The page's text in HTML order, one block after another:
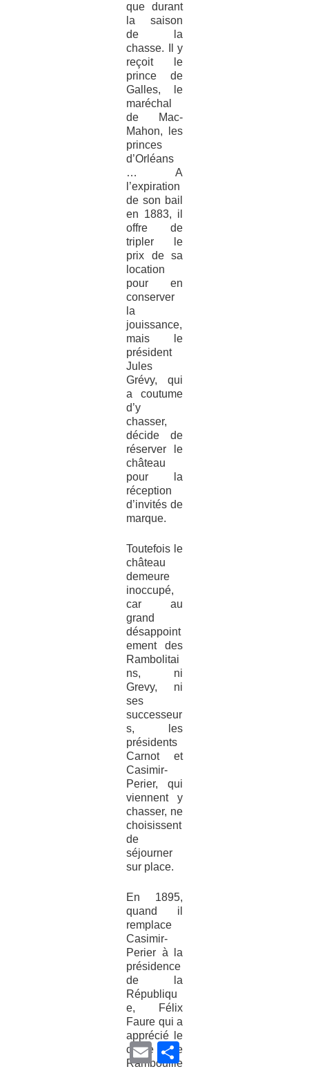
que durant
la saison
de la
chasse. Il y
reçoit le
prince de
Galles, le
maréchal
de Mac-
Mahon, les
princes
d’Orléans
… A
l’expiration
de son bail
en 1883, il
offre de
tripler le
prix de sa
location
pour en
conserver
la
jouissance,
mais le
président
Jules
Grévy, qui
a coutume
d’y
chasser,
décide de
réserver le
château
pour la
réception
d’invités de
marque.
Toutefois le
château
demeure
inoccupé,
car au
grand
désappoint
ement des
Rambolitai
ns, ni
Grevy, ni
ses
successeur
s, les
présidents
Carnot et
Casimir-
Perier, qui
viennent y
chasser, ne
choisissent
de
séjourner
sur place.
En 1895,
quand il
remplace
Casimir-
Perier à la
présidence
de la
Républiqu
e, Félix
Faure qui a
apprécié le
cadre de
Rambouille
E
P